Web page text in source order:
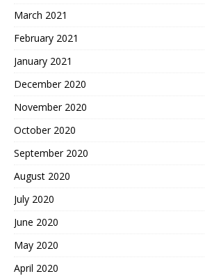
March 2021
February 2021
January 2021
December 2020
November 2020
October 2020
September 2020
August 2020
July 2020
June 2020
May 2020
April 2020